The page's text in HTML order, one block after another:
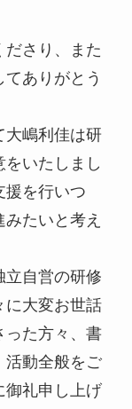
さり、また
ありがとう
嶋利佳は研
いたしまし
援を行いつ
たいと考え
自営の研修
に大変お世話
った方々、書
活動全般をご
御礼申し上げ